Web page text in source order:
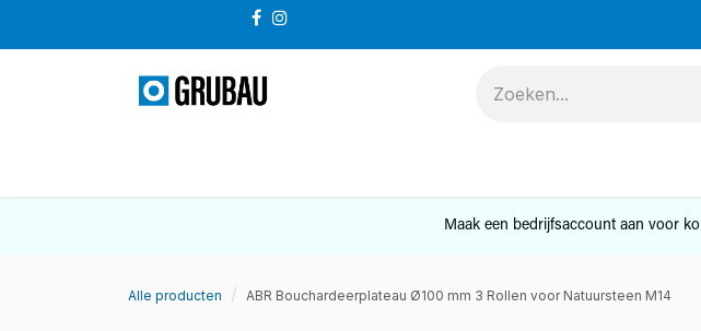
Maak een bedrijfsaccount aan voor
Alle producten ABR Bouchardeerplateau Ø100 mm 3 Rollen voor Natuursteen M14